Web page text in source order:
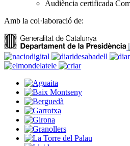
Audiència certificada
Amb la col·laboració de: